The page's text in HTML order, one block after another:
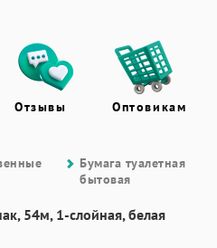
Отзывы Оптовикам
Бумага туалетная
бытовая
54м, 1-слойная, белая